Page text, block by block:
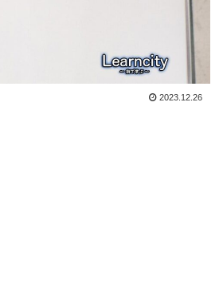
2023.12.26